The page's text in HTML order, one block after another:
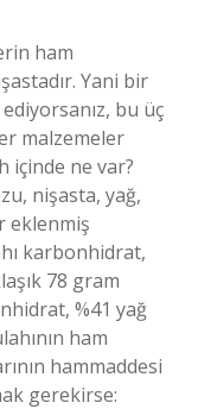
ham
Yani bir
ediyorsanız, bu üç
malzemeler
içinde ne var?
nişasta, yağ,
eklenmiş
karbonhidrat,
78 gram
%41 yağ
ham
hammaddesi
gerekirse: